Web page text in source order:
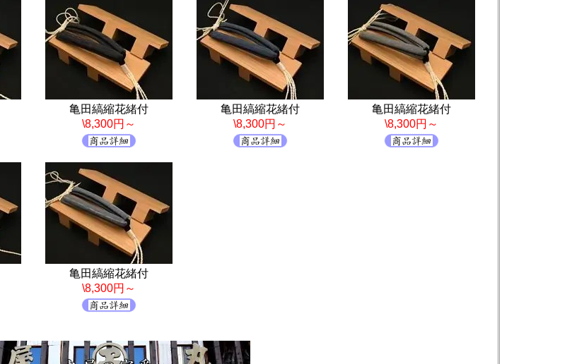
亀田縞縮花緒付
\8,300円～
亀田縞縮花緒付
\8,300円～
亀田縞縮花緒付
\8,300円～
亀田縞縮花緒付
\8,300円～